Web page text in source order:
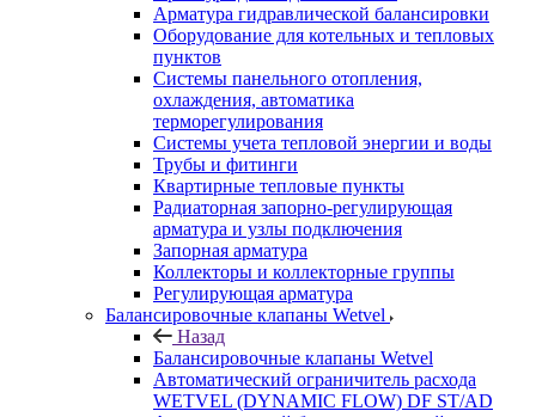
Арматура гидравлической балансировки
Оборудование для котельных и тепловых
пунктов
Системы панельного отопления,
охлаждения, автоматика
терморегулирования
Системы учета тепловой энергии и воды
Трубы и фитинги
Квартирные тепловые пункты
Радиаторная запорно-регулирующая
арматура и узлы подключения
Запорная арматура
Коллекторы и коллекторные группы
Регулирующая арматура
Балансировочные клапаны Wetvel
Назад
Балансировочные клапаны Wetvel
Автоматический ограничитель расхода
WETVEL (DYNAMIC FLOW) DF ST/AD